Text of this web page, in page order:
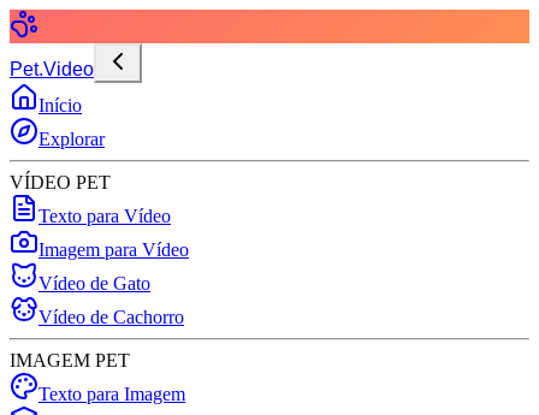
Pet.Video
Início
Explorar
VÍDEO PET
Texto para Vídeo
Imagem para Vídeo
Vídeo de Gato
Vídeo de Cachorro
IMAGEM PET
Texto para Imagem